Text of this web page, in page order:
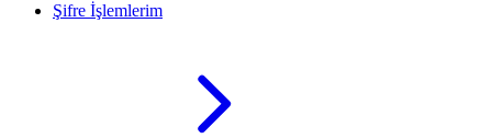
Şifre İşlemlerim